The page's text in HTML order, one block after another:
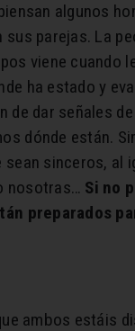
algunos
parejas. La
viene cuando
ha estado y
de dar señales
dónde están.
sean sinceros, al
nosotras… Si no
preparados
ambos estáis